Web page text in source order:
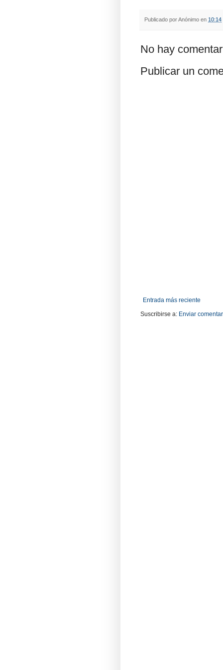
Publicado porAnónimo en 10:14
No hay
Publicar un
Entrada más reciente
Suscribirse a: Enviar